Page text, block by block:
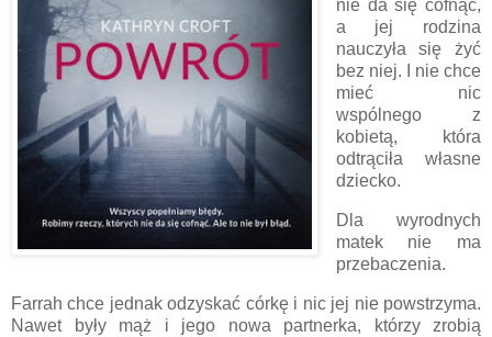
nie da się cofnąć,
a jej rodzina
nauczyła się żyć
bez niej. I nie chce
mieć nic
wspólnego z
kobietą, która
odtrąciła własne
dziecko.
Dla wyrodnych
matek nie ma
przebaczenia.
Farrah chce jednak odzyskać córkę i nic jej nie powstrzyma.
Nawet były mąż i jego nowa partnerka, którzy zrobią